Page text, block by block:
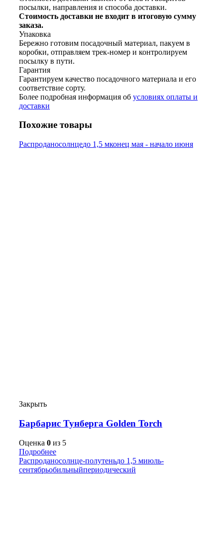
посылки, направления и способа доставки.
Стоимость доставки не входит в итоговую сумму
заказа.
Упаковка
Бережно готовим посадочный материал, пакуем в
коробки, отправляем трек-номер и контролируем
посылку в пути.
Гарантия
Гарантируем качество посадочного материала и его
соответствие сорту.
Более подробная информация об условиях оплаты и
доставки
Похожие товары
Распроданосолнцедо 1,5 мконец мая - начало июня
Закрыть
Барбарис Тунберга Golden Torch
Оценка 0 из 5
Подробнее
Распроданосолнце-полутеньдо 1,5 миюль-
сентябрьобильныйпериодический